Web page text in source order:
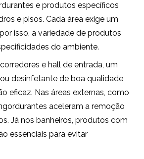
e produtos específicos
e pisos. Cada área exige um
isso, a variedade de produtos
do ambiente.
e hall de entrada, um
desinfetante de boa qualidade
eficaz. Nas áreas externas, como
aceleram a remoção
Já nos banheiros, produtos com
essenciais para evitar